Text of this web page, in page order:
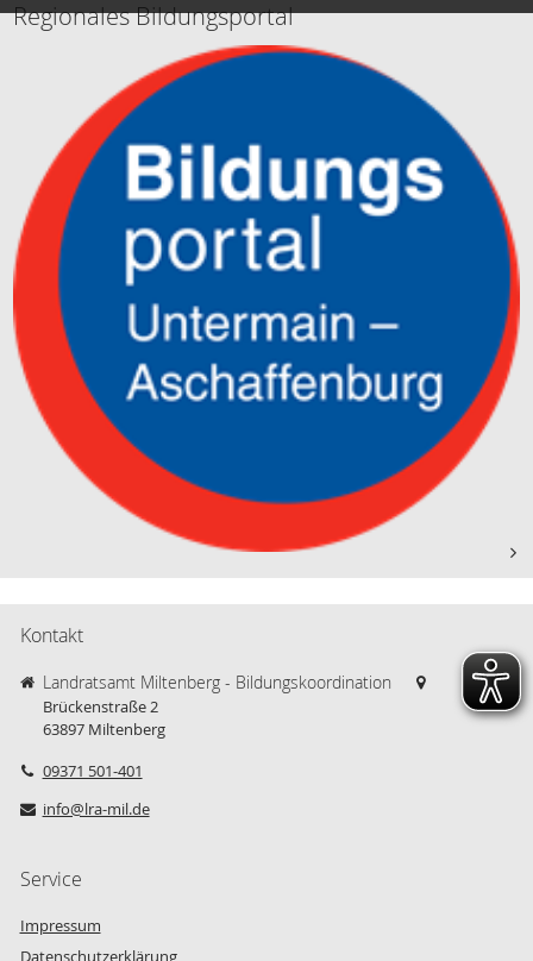
Regionales Bildungsportal
Kontakt
Landratsamt Miltenberg - Bildungskoordination
Brückenstraße 2
63897 Miltenberg
09371 501-401
info@lra-mil.de
Service
Impressum
Datenschutzerklärung